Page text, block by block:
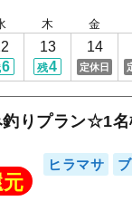
6
木
13
残4
金
14
定休日
釣りプラン☆1
ヒラマサ